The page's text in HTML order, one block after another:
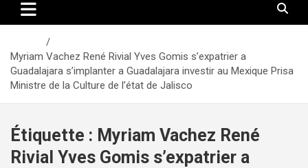
Myriam Vachez René Rivial Yves Gomis s’expatrier a
Guadalajara s’implanter a Guadalajara investir au Mexique Prisa
Ministre de la Culture de l’état de Jalisco
Étiquette : Myriam Vachez René
Rivial Yves Gomis s’expatrier a